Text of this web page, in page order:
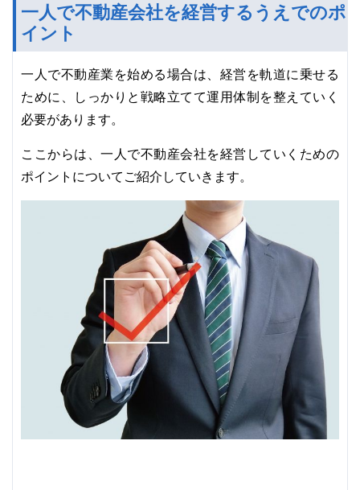
一人で不動産会社を経営するうえでのポ
イント
一人で不動産業を始める場合は、経営を軌道に乗せる
ために、しっかりと戦略立てて運用体制を整えていく
必要があります。
ここからは、一人で不動産会社を経営していくための
ポイントについてご紹介していきます。